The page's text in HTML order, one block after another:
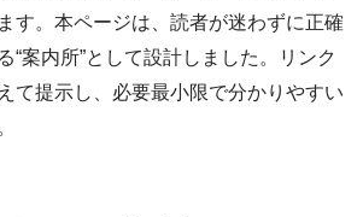
す。本ページは、読者が迷わずに正確
“案内所”として設計しました。リンク
て提示し、必要最小限で分かりやすい